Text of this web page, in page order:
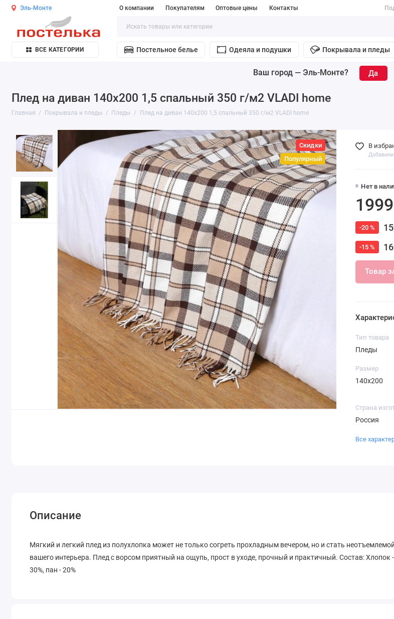
Эль-Монте О компании Покупателям Оптовые цены Контакты
ВСЕ КАТЕГОРИИ Постельное белье Одеяла и подушки Покрывала и пледы
Ваш город — Эль-Монте?
Плед на диван 140х200 1,5 спальный 350 г/м2 VLADI home
Главная Покрывала и пледы Пледы Плед на диван 140х200 1,5 спальный 350 г/м2 VLADI home
Скидки
Популярный
Нет в
1999
-20 %
-15 %
Товар
В
Тип товара
Пледы
Размер
140х200
Страна
Россия
Все
Описание
Мягкий и легкий плед из полухлопка может не только согреть прохладным вечером, но и стать
вашего интерьера. Плед с ворсом приятный на ощупь, прост в уходе, прочный и практичный. Состав: Хлопок
30%, пан - 20%